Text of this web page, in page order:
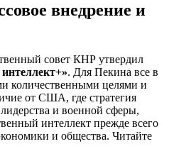
внедрение и
совет КНР утвердил
. Для Пекина все в
количественными целями и
от США, где стратегия
и военной сферы,
интеллект прежде всего
и общества. Читайте